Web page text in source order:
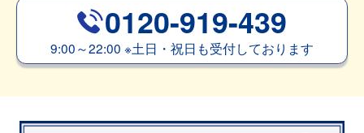
0120-919-439
9:00～22:00 ※土日・祝日も受付しております